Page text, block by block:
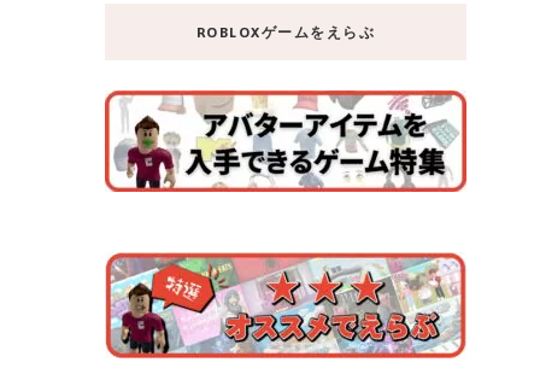
ROBLOXゲームをえらぶ